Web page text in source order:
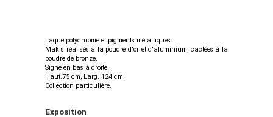
Laque polychrome et pigments métalliques.
Makis réalisés à la poudre d'or et d'aluminium, cactées à la
poudre de bronze.
Signé en bas à droite.
Haut.75 cm, Larg. 124 cm.
Collection particulière.
Exposition